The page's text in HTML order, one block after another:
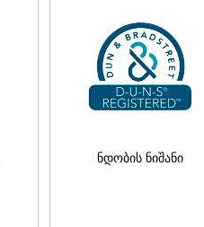
ნდობის ნიშანი